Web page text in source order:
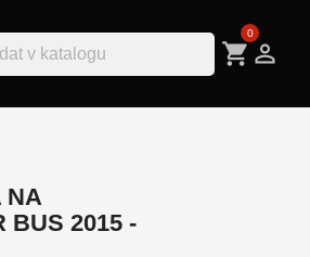

shopping_cart
0
NA
BUS 2015 -